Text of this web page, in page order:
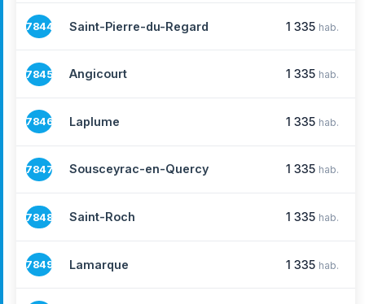
7844 Saint-Pierre-du-Regard 1 335 hab.
7845 Angicourt 1 335 hab.
7846 Laplume 1 335 hab.
7847 Sousceyrac-en-Quercy 1 335 hab.
7848 Saint-Roch 1 335 hab.
7849 Lamarque 1 335 hab.